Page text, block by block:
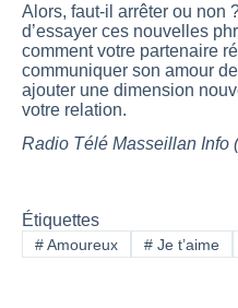
Alors, faut-il arrêter ou non
d’essayer ces nouvelles
comment votre partenaire
communiquer son amour
ajouter une dimension
votre relation.
Radio Télé Masseillan Info
Étiquettes
#Amoureux #Je t’aime